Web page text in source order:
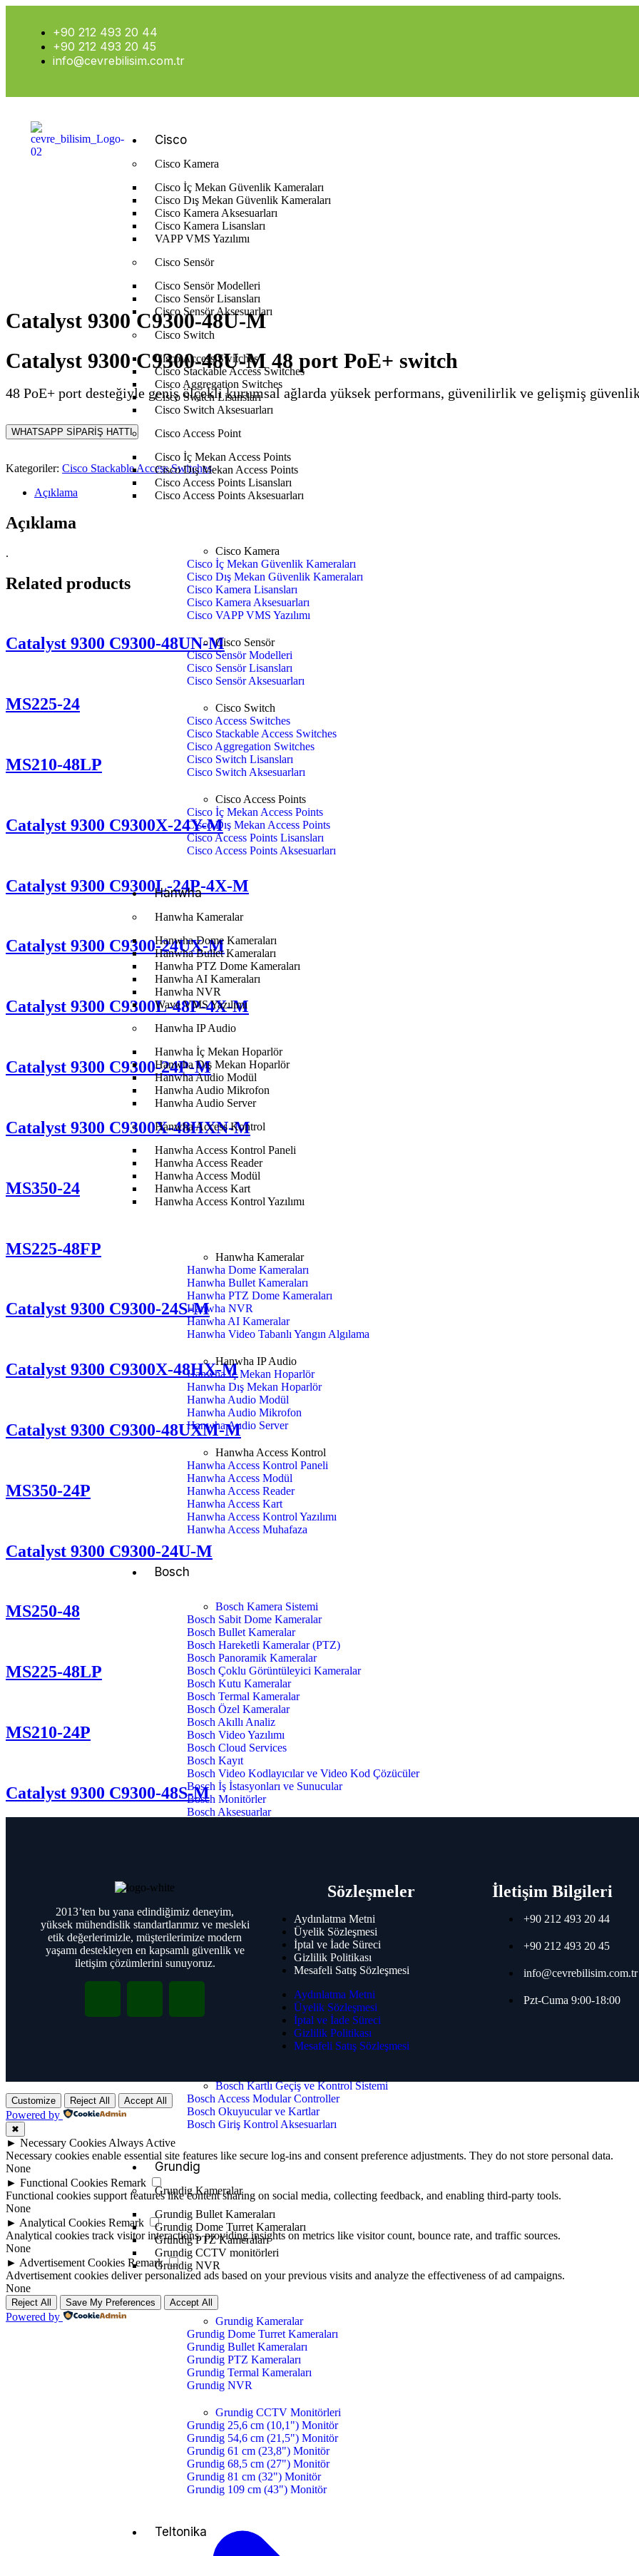
+90 212 493 20 44
+90 212 493 20 45
info@cevrebilisim.com.tr
Cisco
Cisco Kamera
Cisco İç Mekan Güvenlik Kameraları
Cisco Dış Mekan Güvenlik Kameraları
Cisco Kamera Aksesuarları
Cisco Kamera Lisansları
VAPP VMS Yazılımı
Cisco Sensör
Cisco Sensör Modelleri
Cisco Sensör Lisansları
Cisco Sensör Aksesuarları
Cisco Switch
Cisco Access Switches
Cisco Stackable Access Switches
Cisco Aggregation Switches
Cisco Switch Lisansları
Cisco Switch Aksesuarları
Cisco Access Point
Cisco İç Mekan Access Points
Cisco Dış Mekan Access Points
Cisco Access Points Lisansları
Cisco Access Points Aksesuarları
Cisco Kamera
Cisco İç Mekan Güvenlik Kameraları
Cisco Dış Mekan Güvenlik Kameraları
Cisco Kamera Lisansları
Cisco Kamera Aksesuarları
Cisco VAPP VMS Yazılımı
Cisco Sensör
Cisco Sensör Modelleri
Cisco Sensör Lisansları
Cisco Sensör Aksesuarları
Cisco Switch
Cisco Access Switches
Cisco Stackable Access Switches
Cisco Aggregation Switches
Cisco Switch Lisansları
Cisco Switch Aksesuarları
Cisco Access Points
Cisco İç Mekan Access Points
Cisco Dış Mekan Access Points
Cisco Access Points Lisansları
Cisco Access Points Aksesuarları
Hanwha
Hanwha Kameralar
Hanwha Dome Kameraları
Hanwha Bullet Kameraları
Hanwha PTZ Dome Kameraları
Hanwha AI Kameraları
Hanwha NVR
Wave VMS Yazılımı
Hanwha IP Audio
Hanwha İç Mekan Hoparlör
Hanwha Dış Mekan Hoparlör
Hanwha Audio Modül
Hanwha Audio Mikrofon
Hanwha Audio Server
Hanwha Access Kontrol
Hanwha Access Kontrol Paneli
Hanwha Access Reader
Hanwha Access Modül
Hanwha Access Kart
Hanwha Access Kontrol Yazılımı
Hanwha Kameralar
Hanwha Dome Kameraları
Hanwha Bullet Kameraları
Hanwha PTZ Dome Kameraları
Hanwha NVR
Hanwha AI Kameralar
Hanwha Video Tabanlı Yangın Algılama
Hanwha IP Audio
Hanwha İç Mekan Hoparlör
Hanwha Dış Mekan Hoparlör
Hanwha Audio Modül
Hanwha Audio Mikrofon
Hanwha Audio Server
Hanwha Access Kontrol
Hanwha Access Kontrol Paneli
Hanwha Access Modül
Hanwha Access Reader
Hanwha Access Kart
Hanwha Access Kontrol Yazılımı
Hanwha Access Muhafaza
Bosch
Bosch Kamera Sistemi
Bosch Sabit Dome Kameralar
Bosch Bullet Kameralar
Bosch Hareketli Kameralar (PTZ)
Bosch Panoramik Kameralar
Bosch Çoklu Görüntüleyici Kameralar
Bosch Kutu Kameralar
Bosch Termal Kameralar
Bosch Özel Kameralar
Bosch Akıllı Analiz
Bosch Video Yazılımı
Bosch Cloud Services
Bosch Kayıt
Bosch Video Kodlayıcılar ve Video Kod Çözücüler
Bosch İş İstasyonları ve Sunucular
Bosch Monitörler
Bosch Aksesuarlar
Bosch Konvansiyonel Yangın Paneli
Bosch Arayüz ve Hat Sonu Süpervizyon Modülleri
Bosch Uyarı İkaz Cihazları
Bosch Yangın Algılama Sistemi Aksesuarları
Bosch Kapı Kontrolü
Bosch Video Tabanlı Yangın Algılama
Bosch İtfaiye Cihazları
Bosch Genel Seslendirme ve Acil Anons
Bosch PA Ticari Seslendirme ve Acil Anons
Bosch Dijital Genel Seslendirme
Bosch Kartlı Geçiş ve Kontrol Sistemi
Bosch Access Modular Controller
Bosch Okuyucular ve Kartlar
Bosch Giriş Kontrol Aksesuarları
Grundig
Grundig Kameralar
Grundig Bullet Kameraları
Grundig Dome Turret Kameraları
Grundig PTZ Kameraları
Grundig CCTV monitörleri
Grundig NVR
Grundig Kameralar
Grundig Dome Turret Kameraları
Grundig Bullet Kameraları
Grundig PTZ Kameraları
Grundig Termal Kameraları
Grundig NVR
Grundig CCTV Monitörleri
Grundig 25,6 cm (10,1") Monitör
Grundig 54,6 cm (21,5") Monitör
Grundig 61 cm (23,8") Monitör
Grundig 68,5 cm (27") Monitör
Grundig 81 cm (32") Monitör
Grundig 109 cm (43") Monitör
Teltonika
Cisco Switch Cisco Stackable Access Switches
Catalyst 9300 C9300-48U-M
Catalyst 9300 C9300-48U-M 48 port PoE+ switch
48 PoE+ port desteğiyle geniş ölçekli kurumsal ağlarda yüksek performans, güvenilirlik ve gelişmiş
WHATSAPP SİPARİŞ HATTI
Kategoriler: Cisco Stackable Access Switches
Açıklama
Açıklama
.
Related products
Catalyst 9300 C9300-48UN-M
MS225-24
MS210-48LP
Catalyst 9300 C9300X-24Y-M
Catalyst 9300 C9300L-24P-4X-M
Catalyst 9300 C9300-24UX-M
Catalyst 9300 C9300L-48P-4X-M
Catalyst 9300 C9300-24P-M
Catalyst 9300 C9300X-48HXN-M
MS350-24
MS225-48FP
Catalyst 9300 C9300-24S-M
Catalyst 9300 C9300X-48HX-M
Catalyst 9300 C9300-48UXM-M
MS350-24P
Catalyst 9300 C9300-24U-M
MS250-48
MS225-48LP
MS210-24P
Catalyst 9300 C9300-48S-M
2013’ten bu yana edindiğimiz deneyim,
yüksek mühendislik standartlarımız ve mesleki
etik değerlerimizle, müşterilerimize modern
yaşamı destekleyen en kapsamlı güvenlik ve
iletişim çözümlerini sunuyoruz.
Sözleşmeler
Aydınlatma Metni
Üyelik Sözleşmesi
İptal ve İade Süreci
Gizlilik Politikası
Mesafeli Satış Sözleşmesi
Aydınlatma Metni
Üyelik Sözleşmesi
İptal ve İade Süreci
Gizlilik Politikası
Mesafeli Satış Sözleşmesi
İletişim Bilgileri
+90 212 493 20 44
+90 212 493 20 45
info@cevrebilisim.com.tr
Pzt-Cuma 9:00-18:00
Customize Reject All Accept All
Powered by
✖
► Necessary Cookies Always Active
Necessary cookies enable essential site features like secure log-ins and consent preference adjustments. They do not store personal data.
None
► Functional Cookies Remark
Functional cookies support features like content sharing on social media, collecting feedback, and enabling third-party tools.
None
► Analytical Cookies Remark
Analytical cookies track visitor interactions, providing insights on metrics like visitor count, bounce rate, and traffic sources.
None
► Advertisement Cookies Remark
Advertisement cookies deliver personalized ads based on your previous visits and analyze the effectiveness of ad campaigns.
None
Reject All Save My Preferences Accept All
Powered by